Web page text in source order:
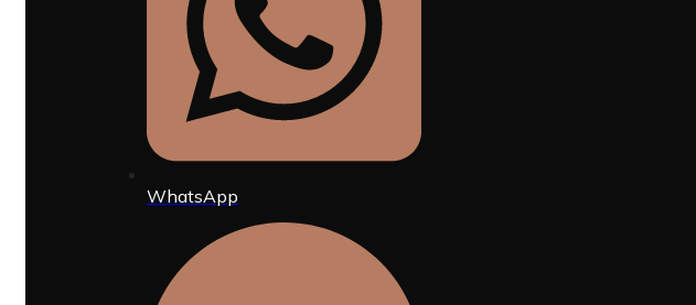
WhatsApp